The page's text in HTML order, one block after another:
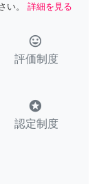
い。
詳細を見る
tag_faces
評価制度
stars
認定制度